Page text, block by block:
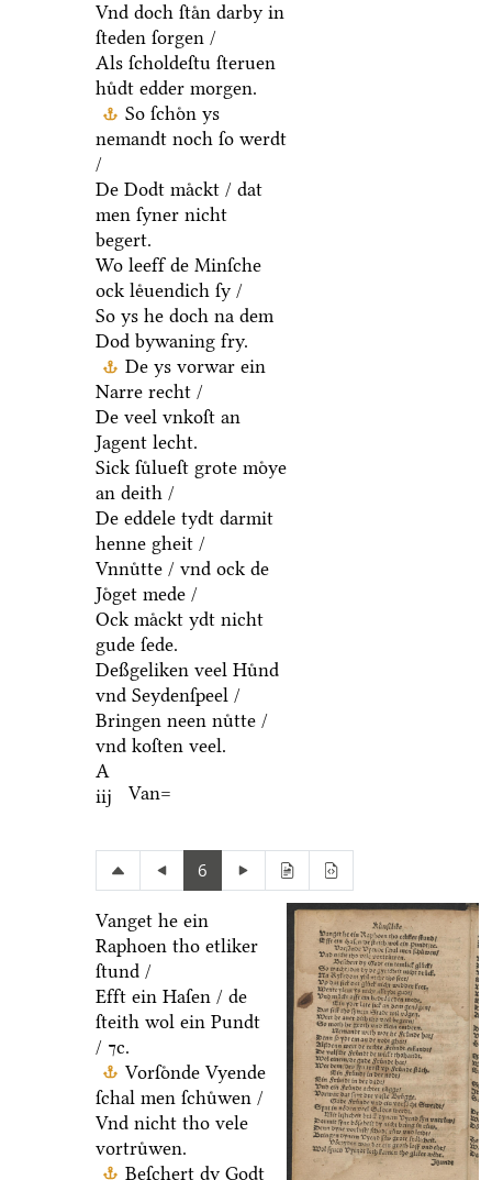
Vnd doch ſtaͤn darby in
ſteden ſorgen /
Als ſcholdeſtu ſteruen
huͤdt edder morgen.
So ſchoͤn ys
nemandt noch ſo werdt
/
De Dodt maͤckt / dat
men ſyner nicht
begert.
Wo leeff de Minſche
ock leͤuendich ſy /
So ys he doch na dem
Dod bywaning fry.
De ys vorwar ein
Narre recht /
De veel vnkoſt an
Jagent lecht.
Sick ſuͤlueſt grote moͤye
an deith /
De eddele tydt darmit
henne gheit /
Vnnuͤtte / vnd ock de
Joͤget mede /
Ock maͤckt ydt nicht
gude ſede.
Deßgeliken veel Huͤnd
vnd Seydenſpeel /
Bringen neen nuͤtte /
vnd koſten veel.
A
iij
Van=
6
Vanget he ein
Raphoen tho etliker
ſtund /
Efft ein Haſen / de
ſteith wol ein Pundt
/ ⁊c.
Vorſoͤnde Vyende
ſchal men ſchuͤwen /
Vnd nicht tho vele
vortruͤwen.
Beſchert dy Godt